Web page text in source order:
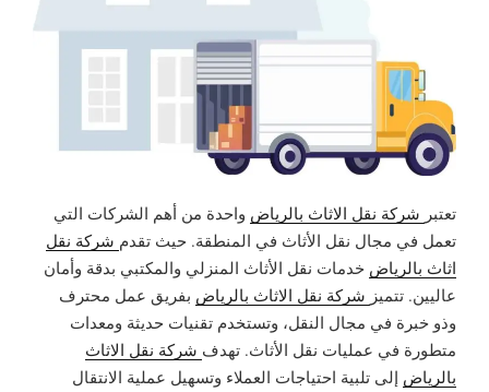
تعتبر شركة نقل الاثاث بالرياض واحدة من أهم الشركات التي
تعمل في مجال نقل الأثاث في المنطقة. حيث تقدم شركة نقل
اثاث بالرياض خدمات نقل الأثاث المنزلي والمكتبي بدقة وأمان
عاليين. تتميز شركة نقل الاثاث بالرياض بفريق عمل محترف
وذو خبرة في مجال النقل، وتستخدم تقنيات حديثة ومعدات
متطورة في عمليات نقل الأثاث. تهدف شركة نقل الاثاث
بالرياض إلى تلبية احتياجات العملاء وتسهيل عملية الانتقال